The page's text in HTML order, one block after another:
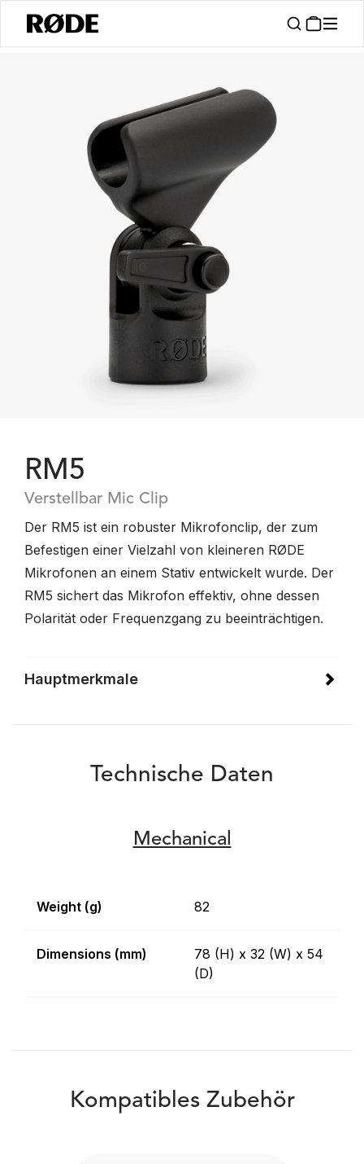
RM5
Verstellbar Mic Clip
Der RM5 ist ein robuster Mikrofonclip, der zum
Befestigen einer Vielzahl von kleineren RØDE
Mikrofonen an einem Stativ entwickelt wurde. Der
RM5 sichert das Mikrofon effektiv, ohne dessen
Polarität oder Frequenzgang zu beeinträchtigen.
Hauptmerkmale
Technische Daten
Mechanical
Weight (g) 82
Dimensions (mm)
78 (H) x 32 (W) x 54
(D)
Kompatibles Zubehör